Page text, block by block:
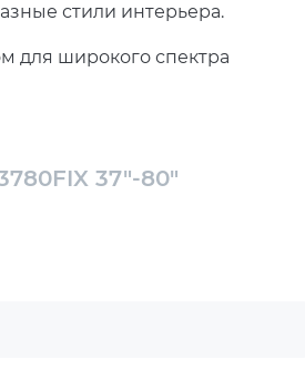
стили интерьера.
для широкого спектра
среди которых
Продуманная
37"-80"